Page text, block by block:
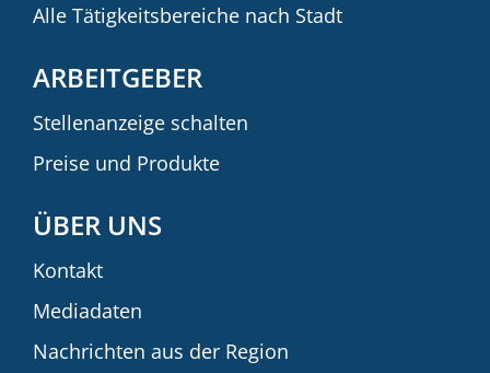
Alle Tätigkeitsbereiche nach Stadt
ARBEITGEBER
Stellenanzeige schalten
Preise und Produkte
ÜBER UNS
Kontakt
Mediadaten
Nachrichten aus der Region